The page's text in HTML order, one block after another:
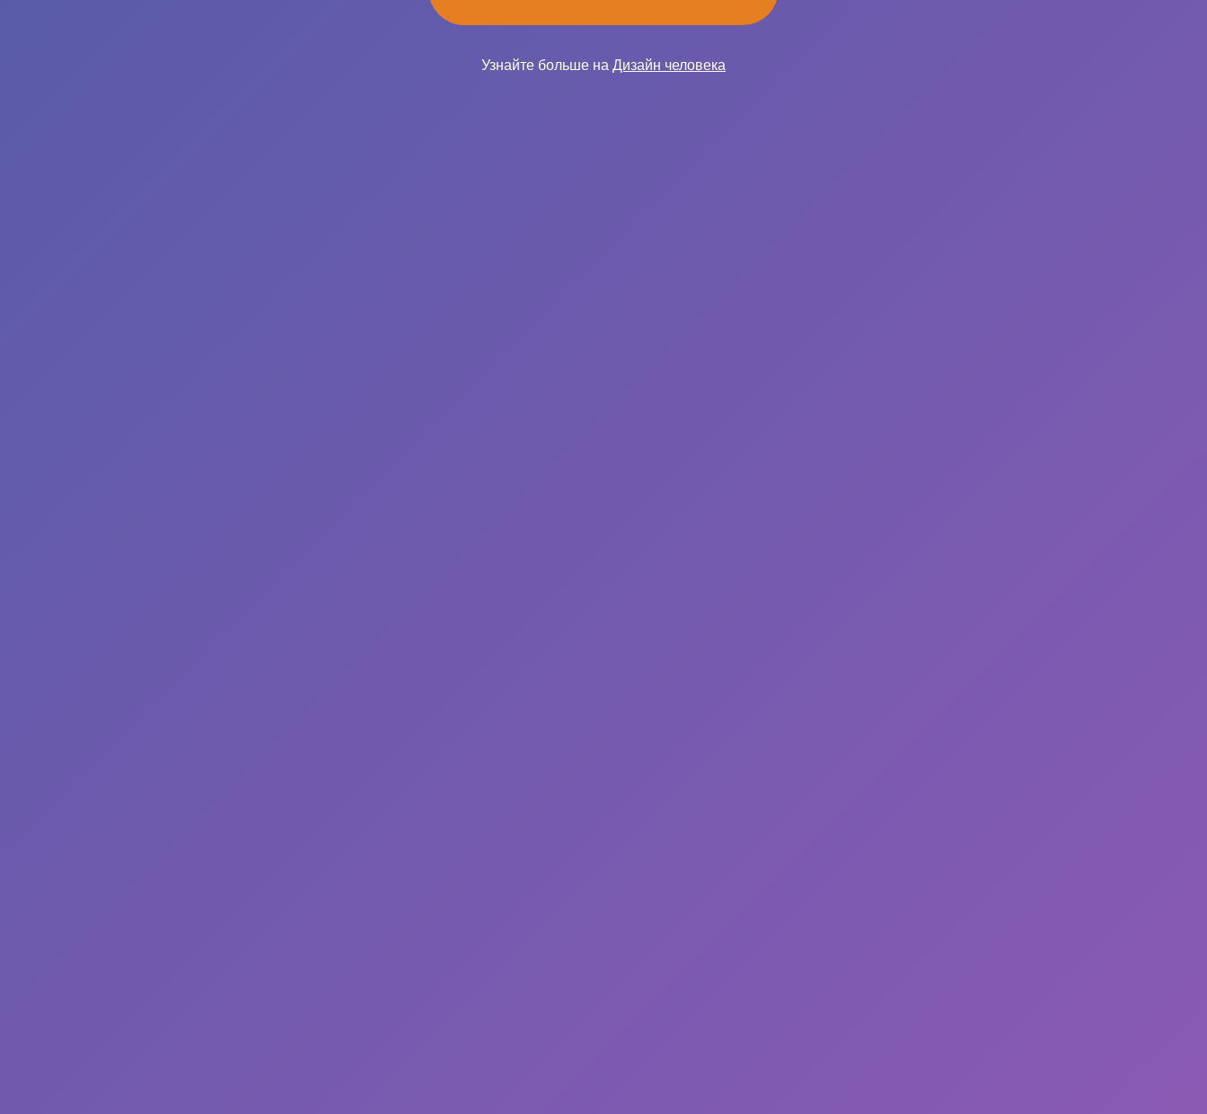
Узнайте больше на Дизайн человека